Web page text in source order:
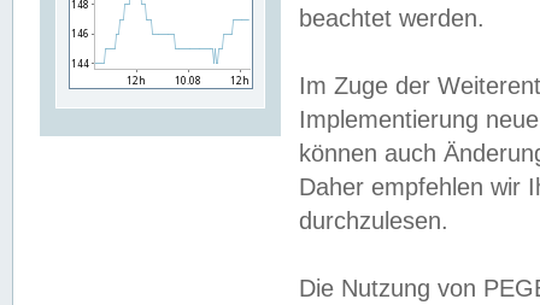
beachtet werden.
Im Zuge der
Implementierung
können auch
Daher empfehlen wir
durchzulesen.
Die Nutzung von